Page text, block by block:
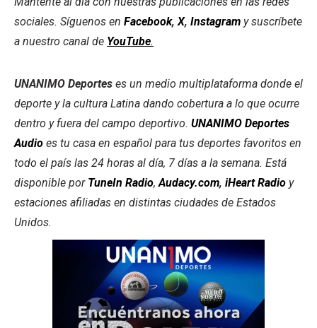
sociales. Síguenos en Facebook,X, Instagram y suscríbete
a nuestro canal de YouTube.
UNANIMO Deportes es un medio multiplataforma donde el
deporte y la cultura Latina dando cobertura a lo que ocurre
dentro y fuera del campo deportivo. UNANIMO Deportes
Audio es tu casa en español para tus deportes favoritos en
todo el país las 24 horas al día, 7 días a la semana. Está
disponible por TuneIn Radio,Audacy.com, iHeart Radio y
estaciones afiliadas en distintas ciudades de Estados
Unidos.